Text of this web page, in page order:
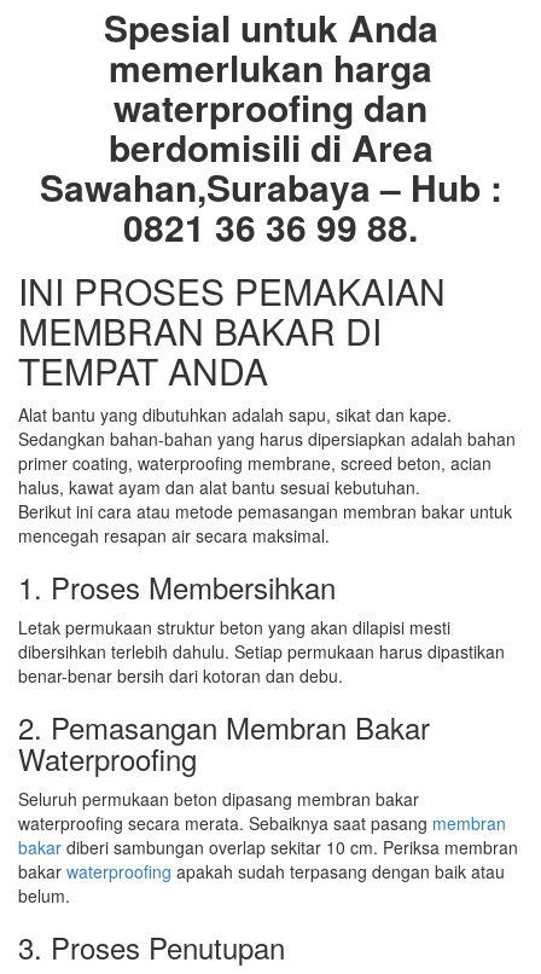
Spesial untuk Anda
memerlukan harga
waterproofing dan
berdomisili di Area
Sawahan,Surabaya – Hub :
0821 36 36 99 88.
INI PROSES PEMAKAIAN
MEMBRAN BAKAR DI
TEMPAT ANDA
Alat bantu yang dibutuhkan adalah sapu, sikat dan kape.
Sedangkan bahan-bahan yang harus dipersiapkan adalah bahan
primer coating, waterproofing membrane, screed beton, acian
halus, kawat ayam dan alat bantu sesuai kebutuhan.
Berikut ini cara atau metode pemasangan membran bakar untuk
mencegah resapan air secara maksimal.
1. Proses Membersihkan
Letak permukaan struktur beton yang akan dilapisi mesti
dibersihkan terlebih dahulu. Setiap permukaan harus dipastikan
benar-benar bersih dari kotoran dan debu.
2. Pemasangan Membran Bakar
Waterproofing
Seluruh permukaan beton dipasang membran bakar
waterproofing secara merata. Sebaiknya saat pasang membran
bakar diberi sambungan overlap sekitar 10 cm. Periksa membran
bakar waterproofing apakah sudah terpasang dengan baik atau
belum.
3. Proses Penutupan